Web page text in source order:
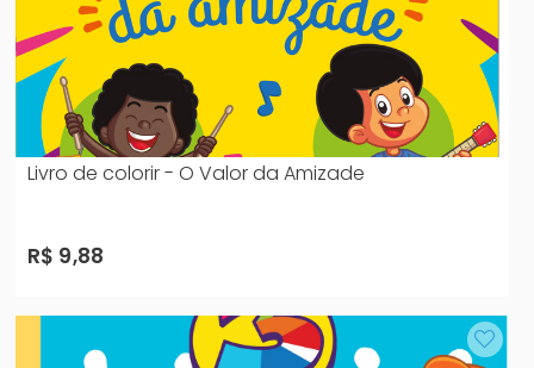
Livro de colorir - O Valor da Amizade
R$ 9,88